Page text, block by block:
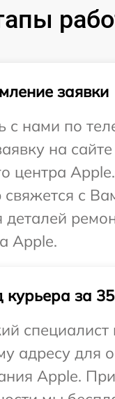
заявки
с нами по
на сайте
центра
с
деталей
Apple.
курьера за
специалист
адресу для
Apple.